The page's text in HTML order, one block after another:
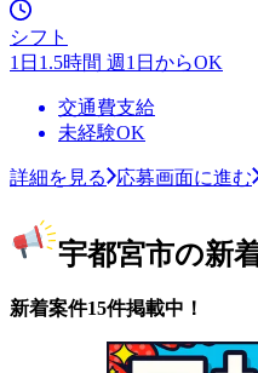
シフト
1日1.5時間 週1日からOK
交通費支給
未経験OK
詳細を見る 応募画面に進む
宇都宮市の新
新着案件15件掲載中！